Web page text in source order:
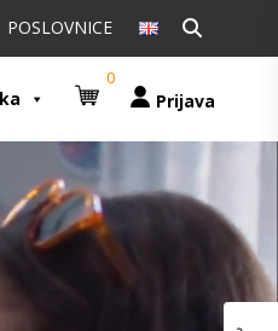
Pretraži:
POSLOVNICE
0
Prijava